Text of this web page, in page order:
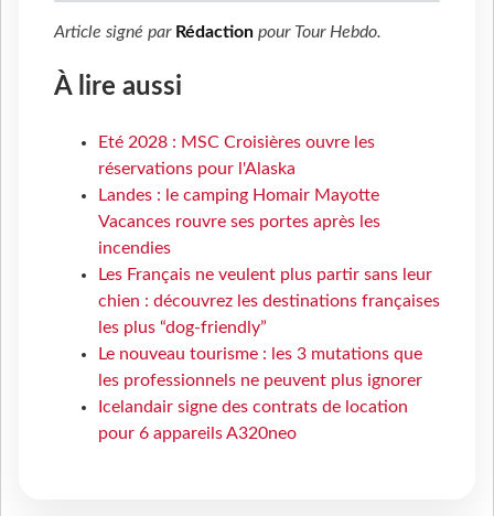
Article signé par Rédaction pour Tour Hebdo.
À lire aussi
Eté 2028 : MSC Croisières ouvre les
réservations pour l'Alaska
Landes : le camping Homair Mayotte
Vacances rouvre ses portes après les
incendies
Les Français ne veulent plus partir sans leur
chien : découvrez les destinations françaises
les plus “dog-friendly”
Le nouveau tourisme : les 3 mutations que
les professionnels ne peuvent plus ignorer
Icelandair signe des contrats de location
pour 6 appareils A320neo